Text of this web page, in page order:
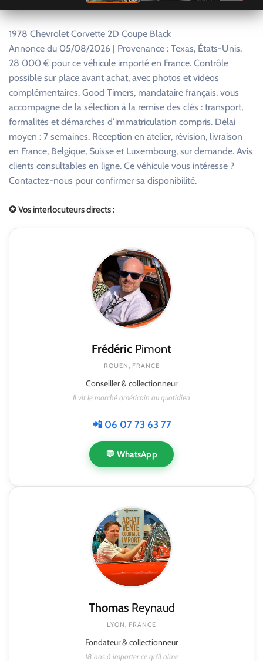
1978 Chevrolet Corvette 2D Coupe Black
Annonce du 05/08/2026 | Provenance : Texas, États-Unis.
28 000 € pour ce véhicule importé en France. Contrôle
possible sur place avant achat, avec photos et vidéos
complémentaires. Good Timers, mandataire français, vous
accompagne de la sélection à la remise des clés : transport,
formalités et démarches d’immatriculation compris. Délai
moyen : 7 semaines. Reception en atelier, révision, livraison
en France, Belgique, Suisse et Luxembourg, sur demande. Avis
clients consultables en ligne. Ce véhicule vous intéresse ?
Contactez-nous pour confirmer sa disponibilité.
✪ Vos interlocuteurs directs :
Frédéric Pimont
ROUEN, FRANCE
Conseiller & collectionneur
Il vit le marché américain au quotidien
📲 06 07 73 63 77
💬 WhatsApp
ThomasReynaud
LYON, FRANCE
Fondateur & collectionneur
18 ans à importer ce qu'il aime